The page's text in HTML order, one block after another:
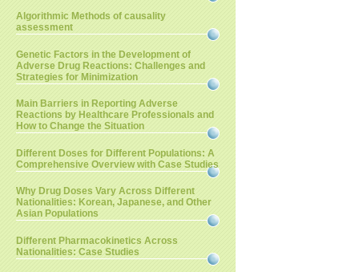
Algorithmic Methods of causality
assessment
Genetic Factors in the Development of
Adverse Drug Reactions: Challenges and
Strategies for Minimization
Main Barriers in Reporting Adverse
Reactions by Healthcare Professionals and
How to Change the Situation
Different Doses for Different Populations: A
Comprehensive Overview with Case Studies
Why Drug Doses Vary Across Different
Nationalities: Korean, Japanese, and Other
Asian Populations
Different Pharmacokinetics Across
Nationalities: Case Studies